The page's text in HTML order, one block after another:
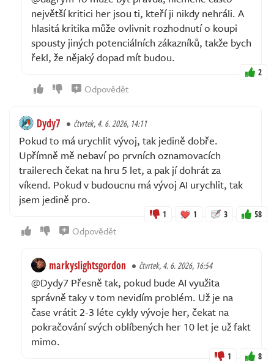
největší kritici her jsou ti, kteří ji nikdy nehráli. A
hlasitá kritika může ovlivnit rozhodnutí o koupi
spousty jiných potenciálních zákazníků, takže bych
řekl, že nějaký dopad mít budou.
2
Odpovědět
Dydy7 čtvrtek, 4. 6. 2026, 14:11
Pokud to má urychlit vývoj, tak jedině dobře.
Upřímně mě nebaví po prvních oznamovacích
trailerech čekat na hru 5 let, a pak jí dohrát za
víkend. Pokud v budoucnu má vývoj AI urychlit, tak
jsem jedině pro.
1 1 3 58
Odpovědět
markyslightsgordon čtvrtek, 4. 6. 2026, 16:54
@Dydy7 Přesně tak, pokud bude AI využita
správně taky v tom nevidím problém. Už je na
čase vrátit 2-3 léte cykly vývoje her, čekat na
pokračování svých oblíbených her 10 let je už fakt
mimo.
1 8